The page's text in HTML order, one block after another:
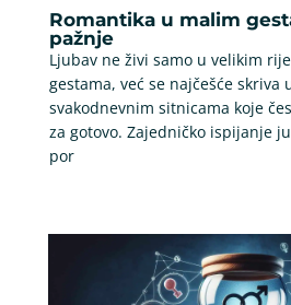
Romantika u malim
pažnje
Ljubav ne živi samo u velikim
gestama, već se najčešće skriva
svakodnevnim sitnicama koje
za gotovo. Zajedničko ispijanje
por